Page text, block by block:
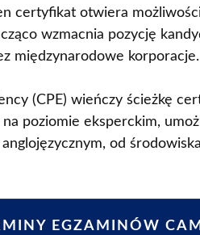
certyfikat otwiera
wzmacnia pozycję
międzynarodowe korporacje.
(CPE) wieńczy ścieżkę
poziomie eksperckim,
od
EGZAMINÓW